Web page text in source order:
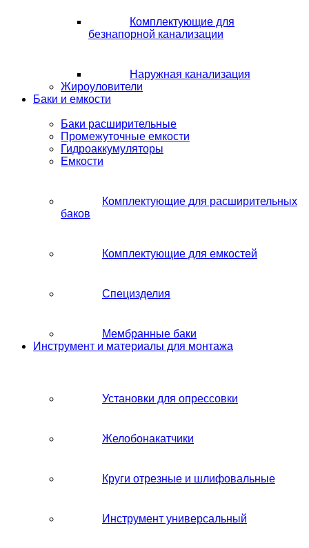
Комплектующие для
безнапорной канализации
Наружная канализация
Жироуловители
Баки и емкости
Баки расширительные
Промежуточные емкости
Гидроаккумуляторы
Емкости
Комплектующие для расширительных
баков
Комплектующие для емкостей
Специзделия
Мембранные баки
Инструмент и материалы для монтажа
Установки для опрессовки
Желобонакатчики
Круги отрезные и шлифовальные
Инструмент универсальный